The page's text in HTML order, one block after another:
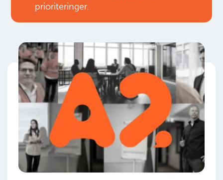
prioriteringer.